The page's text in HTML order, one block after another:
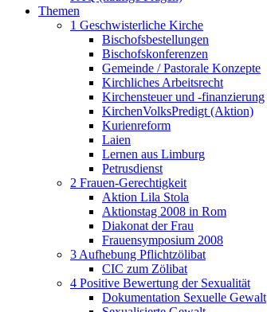
Themen
1 Geschwisterliche Kirche
Bischofsbestellungen
Bischofskonferenzen
Gemeinde / Pastorale Konzepte
Kirchliches Arbeitsrecht
Kirchensteuer und -finanzierung
KirchenVolksPredigt (Aktion)
Kurienreform
Laien
Lernen aus Limburg
Petrusdienst
2 Frauen-Gerechtigkeit
Aktion Lila Stola
Aktionstag 2008 in Rom
Diakonat der Frau
Frauensymposium 2008
3 Aufhebung Pflichtzölibat
CIC zum Zölibat
4 Positive Bewertung der Sexualität
Dokumentation Sexuelle Gewalt